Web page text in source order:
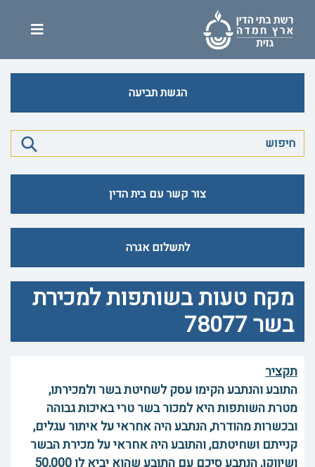
הגשת תביעה
צור קשר עם בית הדין
לתשלום אגרה
מקח טעות בשותפות למכירת
בשר 78077
תקציר
התובע והנתבע הקימו עסק לשחיטת בשר ולמכירתו,
מטרת השותפות היא למכור בשר טרי באיכות גבוהה
ובכשרות מהודרת, הנתבע היה אחראי על איתור עגלים,
קנייתם ושחיטתם, והתובע היה אחראי על מכירת הבשר
ושיווקו, הנתבע סיכם עם התובע שהוא יביא לו 50,000